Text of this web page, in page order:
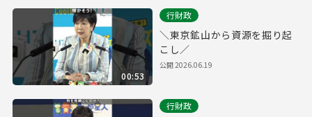
00:53
行財政
＼東京鉱山から資源を掘り起
こし／
公開2026.06.19
行財政